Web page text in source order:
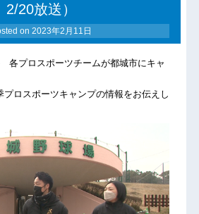
2/20放送）
on 2023年2月11日
各プロスポーツチームが都城市にキャ
プロスポーツキャンプの情報をお伝えし